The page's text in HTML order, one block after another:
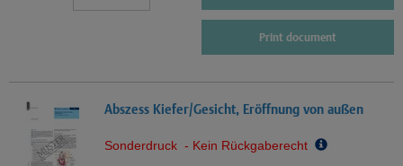
Print document
Abszess Kiefer/Gesicht, Eröffnung von außen
Sonderdruck - Kein Rückgaberecht